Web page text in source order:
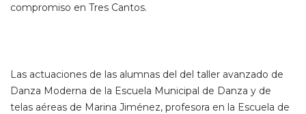
compromiso en Tres Cantos.
Las actuaciones de las alumnas del del taller avanzado de
Danza Moderna de la Escuela Municipal de Danza y de
telas aéreas de Marina Jiménez, profesora en la Escuela de